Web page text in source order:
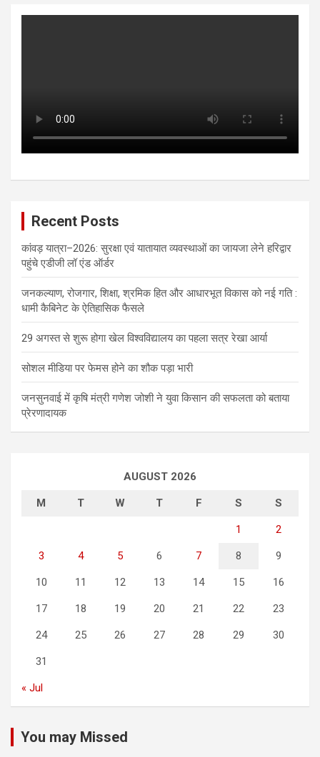
Recent Posts
कांवड़ यात्रा–2026: सुरक्षा एवं यातायात व्यवस्थाओं का जायजा लेने हरिद्वार
पहुंचे एडीजी लॉ एंड ऑर्डर
जनकल्याण, रोजगार, शिक्षा, श्रमिक हित और आधारभूत विकास को नई गति :
धामी कैबिनेट के ऐतिहासिक फैसले
29 अगस्त से शुरू होगा खेल विश्वविद्यालय का पहला सत्र रेखा आर्या
सोशल मीडिया पर फेमस होने का शौक पड़ा भारी
जनसुनवाई में कृषि मंत्री गणेश जोशी ने युवा किसान की सफलता को बताया
प्रेरणादायक
AUGUST 2026
M T W T F S S
1 2
3 4 5 6 7 8 9
10 11 12 13 14 15 16
17 18 19 20 21 22 23
24 25 26 27 28 29 30
31
« Jul
You may Missed